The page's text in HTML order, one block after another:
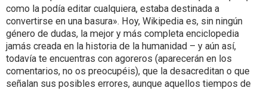
como la podía editar cualquiera, estaba destinada a
convertirse en una basura». Hoy, Wikipedia es, sin ningún
género de dudas, la mejor y más completa enciclopedia
jamás creada en la historia de la humanidad – y aún así,
todavía te encuentras con agoreros (aparecerán en los
comentarios, no os preocupéis), que la desacreditan o que
señalan sus posibles errores, aunque aquellos tiempos de